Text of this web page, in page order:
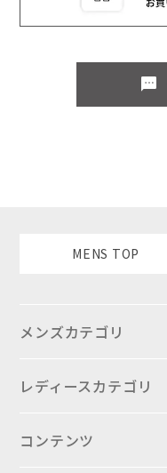
sms
MENS TOP
メンズカテゴリ
レディースカテゴリ
コンテンツ